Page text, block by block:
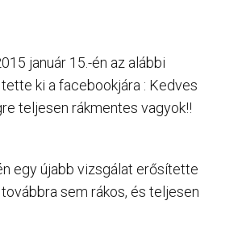
január 15.-én az alábbi
ki a facebookjára : Kedves
teljesen rákmentes vagyok!!
egy újabb vizsgálat erősítette
sem rákos, és teljesen